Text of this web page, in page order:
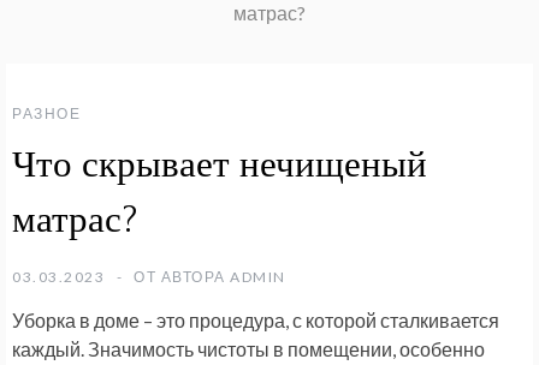
матрас?
РАЗНОЕ
Что скрывает нечищеный
матрас?
03.03.2023 ОТ АВТОРА ADMIN
Уборка в доме – это процедура, с которой сталкивается
каждый. Значимость чистоты в помещении, особенно